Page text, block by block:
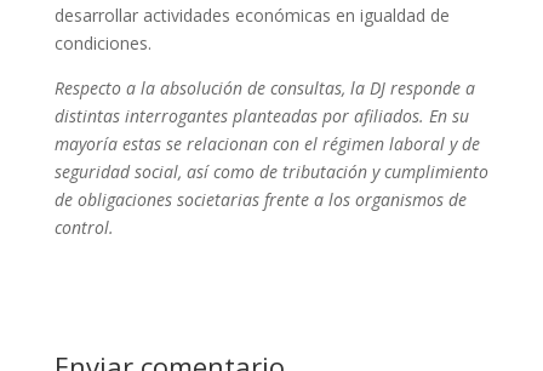
desarrollar actividades económicas en igualdad de
condiciones.
Respecto a la absolución de consultas, la DJ responde a
distintas interrogantes planteadas por afiliados. En su
mayoría estas se relacionan con el régimen laboral y de
seguridad social, así como de tributación y cumplimiento
de obligaciones societarias frente a los organismos de
control.